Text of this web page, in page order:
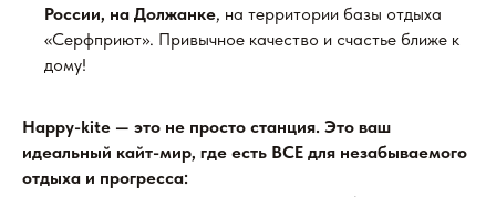
России, на Должанке, на территории базы отдыха
«Серфприют». Привычное качество и счастье ближе к
дому!
Happy-kite — это не просто станция. Это ваш
идеальный кайт-мир, где есть ВСЕ для незабываемого
отдыха и прогресса: